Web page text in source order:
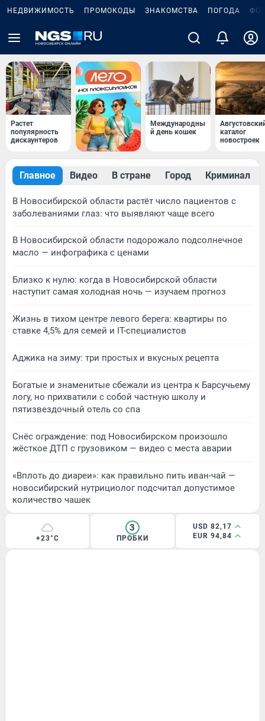
НЕДВИЖИМОСТЬ ПРОМОКОДЫ ЗНАКОМСТВА ПОГОДА
Растет
популярность
дискаунтеров
Международны
й день кошек
каталог
новостроек
Главное Видео В стране Город Криминал
В Новосибирской области растёт число пациентов с
заболеваниями глаз: что выявляют чаще всего
В Новосибирской области подорожало подсолнечное
масло — инфографика с ценами
Близко к нулю: когда в Новосибирской области
наступит самая холодная ночь — изучаем прогноз
Жизнь в тихом центре левого берега: квартиры по
ставке 4,5% для семей и IT-специалистов
Аджика на зиму: три простых и вкусных рецепта
Богатые и знаменитые сбежали из центра к Барсучьему
логу, но прихватили с собой частную школу и
пятизвездочный отель со спа
Снёс ограждение: под Новосибирском произошло
жёсткое ДТП с грузовиком — видео с места аварии
«Вплоть до диареи»: как правильно пить иван-чай —
новосибирский нутрициолог подсчитал допустимое
количество чашек
+23°C
3
ПРОБКИ
USD 82,17
EUR 94,84